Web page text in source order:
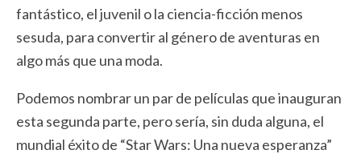
fantástico, el juvenil o la ciencia-ficción menos
sesuda, para convertir al género de aventuras en
algo más que una moda.
Podemos nombrar un par de películas que inauguran
esta segunda parte, pero sería, sin duda alguna, el
mundial éxito de “Star Wars: Una nueva esperanza”